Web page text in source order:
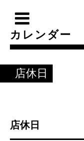
カレンダー
店休日
店休日